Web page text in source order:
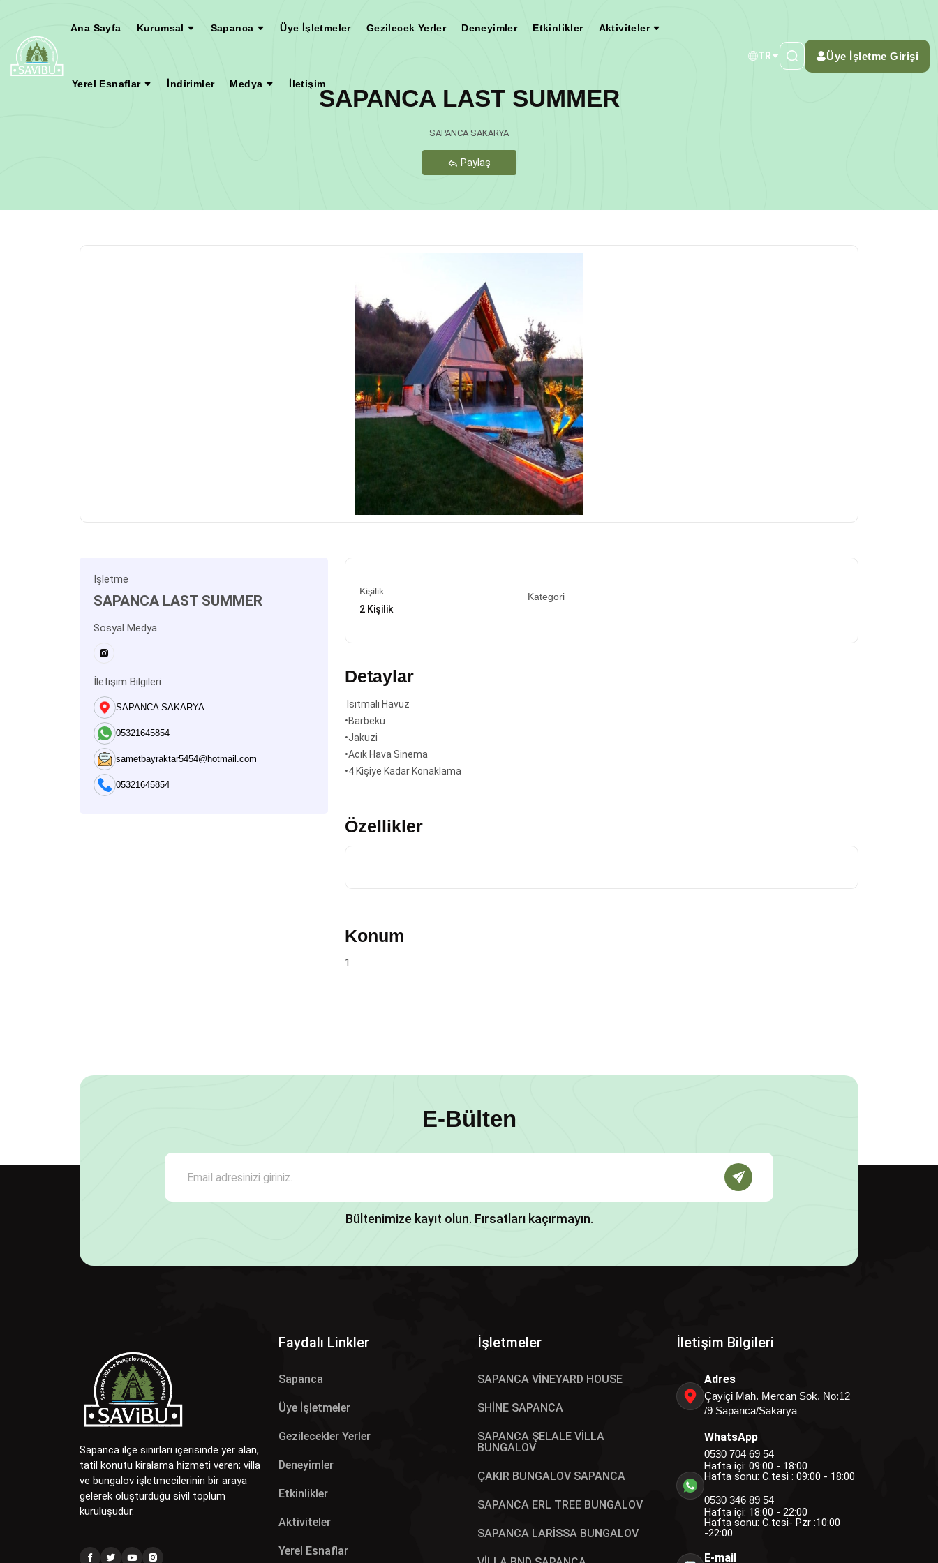
Ana Sayfa Kurumsal Sapanca Üye İşletmeler Gezilecek Yerler Deneyimler Etkinlikler Aktiviteler
Yerel Esnaflar İndirimler Medya İletişim
TR Üye İşletme Girişi
SAPANCA LAST SUMMER
SAPANCA SAKARYA
Paylaş
Teşekkür Ederiz
İşletme
SAPANCA LAST SUMMER
Sosyal Medya
İletişim Bilgileri
SAPANCA SAKARYA
05321645854
sametbayraktar5454@hotmail.com
05321645854
Kişilik
2 Kişilik
Kategori
Detaylar
Isıtmalı Havuz
•Barbekü
•Jakuzi
•Acık Hava Sinema
•4 Kişiye Kadar Konaklama
Özellikler
Konum
1
E-Bülten
Bültenimize kayıt olun. Fırsatları kaçırmayın.
Sapanca ilçe sınırları içerisinde yer alan,
tatil konutu kiralama hizmeti veren; villa
ve bungalov işletmecilerinin bir araya
gelerek oluşturduğu sivil toplum
kuruluşudur.
Faydalı Linkler
Sapanca
Üye İşletmeler
Gezilecekler Yerler
Deneyimler
Etkinlikler
Aktiviteler
Yerel Esnaflar
İşletmeler
SAPANCA VİNEYARD HOUSE
SHİNE SAPANCA
SAPANCA ŞELALE VİLLA
BUNGALOV
ÇAKIR BUNGALOV SAPANCA
SAPANCA ERL TREE BUNGALOV
SAPANCA LARİSSA BUNGALOV
İletişim Bilgileri
Adres
Çayiçi Mah. Mercan Sok. No:12
/9 Sapanca/Sakarya
WhatsApp
0530 704 69 54
Hafta içi: 09:00 - 18:00
Hafta sonu: C.tesi : 09:00 - 18:00
0530 346 89 54
Hafta içi: 18:00 - 22:00
Hafta sonu: C.tesi- Pzr :10:00
-22:00
E-mail